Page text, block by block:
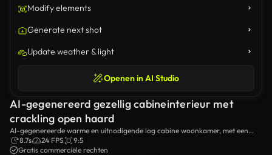
Modify elements
Generate next shot
Update weather & light
Openen in AI Studio
AI-gegenereerd gezellig cabineinterieur met
crackling open haard
AI-gegenereerde warme en uitnodigende log cabine woonkamer, met een
roerend vuur, gezellige zitplaatsen en rustieke sfeer.
8.7s 24 FPS
9:5
Gratis commerciële rechten